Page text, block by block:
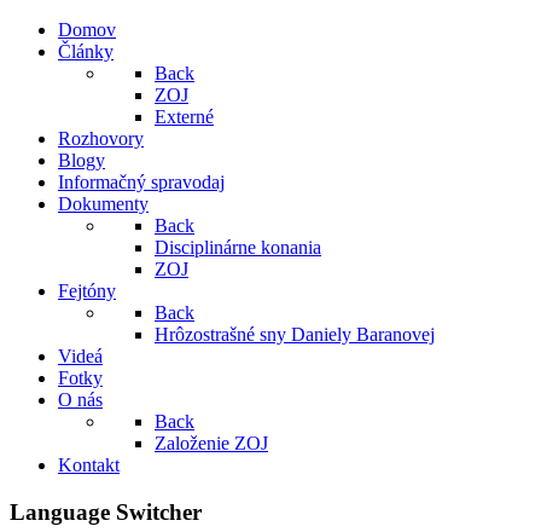
Domov
Články
Back
ZOJ
Externé
Rozhovory
Blogy
Informačný spravodaj
Dokumenty
Back
Disciplinárne konania
ZOJ
Fejtóny
Back
Hrôzostrašné sny Daniely Baranovej
Videá
Fotky
O nás
Back
Založenie ZOJ
Kontakt
Language Switcher